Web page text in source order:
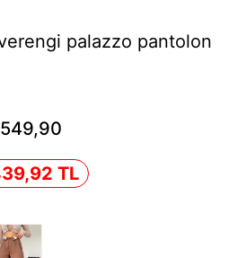
palazzo pantolon
TL